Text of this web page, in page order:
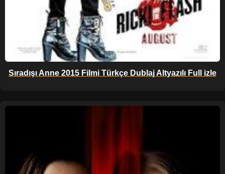
Sıradışı Anne 2015 Filmi Türkçe Dublaj Altyazılı Full izle